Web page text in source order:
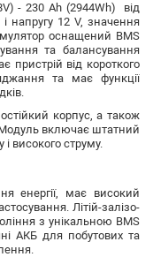
- 230 Ah (2944Wh) від
напругу 12 V, значення
оснащений BMS
та балансування
пристрій від короткого
та має функції
корпус, а також
включає штатний
високого струму.
енергії, має високий
Літій-залізо-
з унікальною BMS
АКБ для побутових та